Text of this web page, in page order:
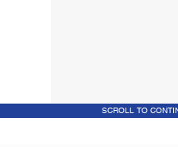
SCROLL TO